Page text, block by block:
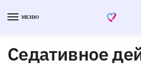
МЕНЮ
Седативное